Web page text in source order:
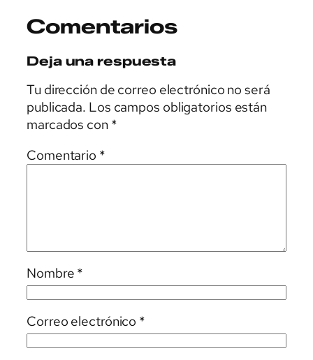
Comentarios
Deja una respuesta
Tu dirección de correo electrónico no será
publicada. Los campos obligatorios están
marcados con *
Comentario *
Nombre *
Correo electrónico *